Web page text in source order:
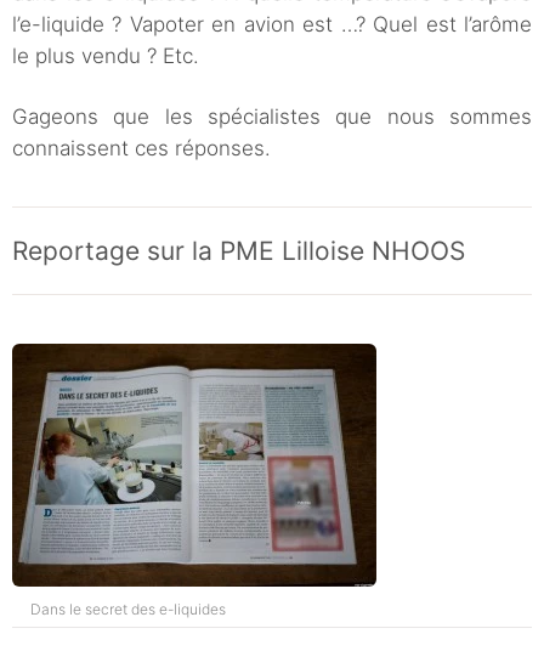
l’e-liquide ? Vapoter en avion est …? Quel est l’arôme
le plus vendu ? Etc.
Gageons que les spécialistes que nous sommes
connaissent ces réponses.
Reportage sur la PME Lilloise NHOOS
Dans le secret des e-liquides